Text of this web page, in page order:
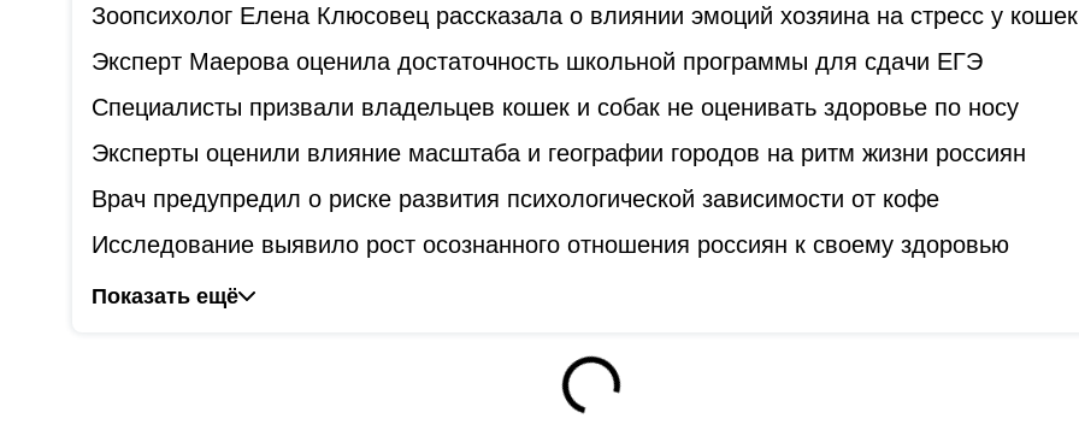
Зоопсихолог Елена Клюсовец рассказала о влиянии эмоций хозяина на стресс у кошек
Эксперт Маерова оценила достаточность школьной программы для сдачи ЕГЭ
Специалисты призвали владельцев кошек и собак не оценивать здоровье по носу
Эксперты оценили влияние масштаба и географии городов на ритм жизни россиян
Врач предупредил о риске развития психологической зависимости от кофе
Исследование выявило рост осознанного отношения россиян к своему здоровью
Показать ещё